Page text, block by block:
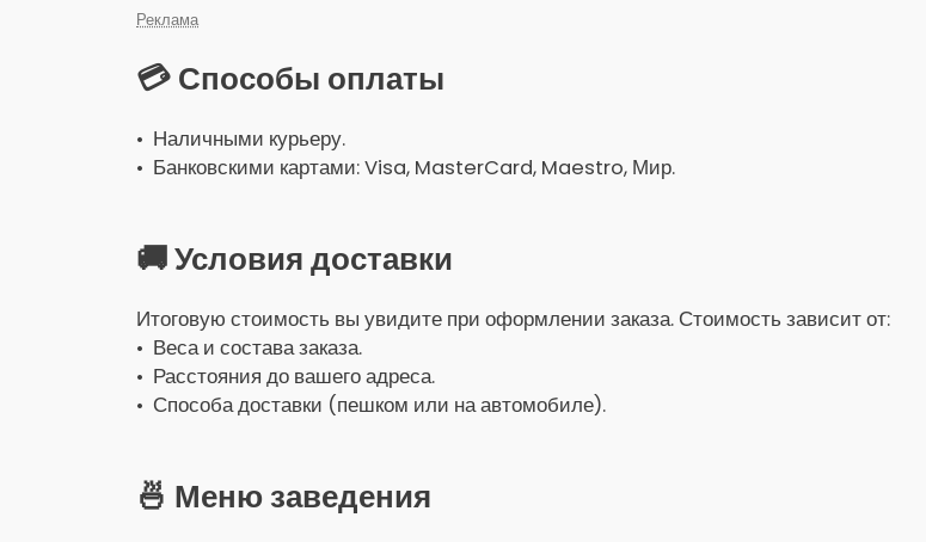
Реклама
💳 Способы оплаты
• Наличными курьеру.
• Банковскими картами: Visa, MasterCard, Maestro, Мир.
🚚 Условия доставки
Итоговую стоимость вы увидите при оформлении заказа. Стоимость зависит от:
• Веса и состава заказа.
• Расстояния до вашего адреса.
• Способа доставки (пешком или на автомобиле).
🍜 Меню заведения